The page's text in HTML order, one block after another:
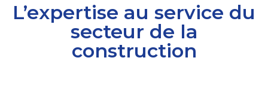
L’expertise au service du
secteur de la
construction